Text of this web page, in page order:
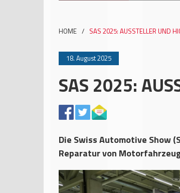
HOME / SAS 2025: AUSSTELLER UND
18. August 2025
SAS 2025:
Die Swiss Automotive Show
Reparatur von